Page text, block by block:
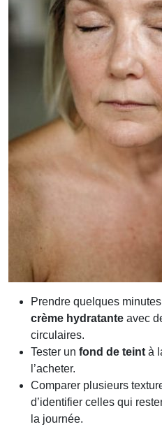
Prendre quelques
crème hydratante avec
circulaires.
Tester un fond de teint à
l’acheter.
Comparer plusieurs
d’identifier celles qui
la journée.